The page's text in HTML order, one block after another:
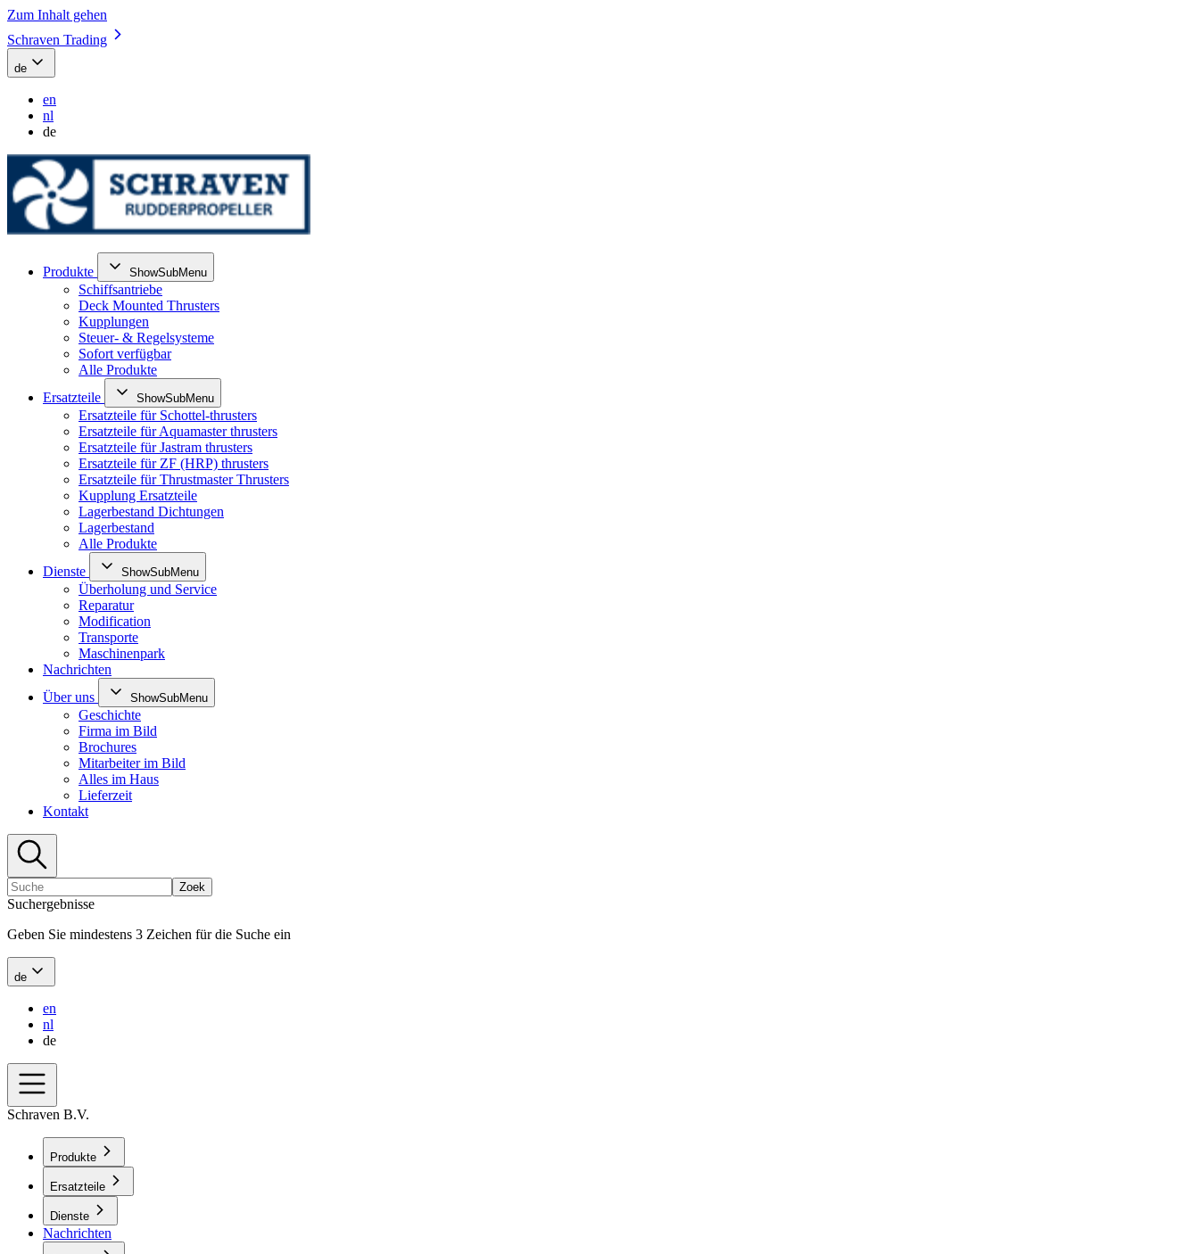
Zum Inhalt gehen
Schraven Trading
de
en
nl
de
Produkte ShowSubMenu
Schiffsantriebe
Deck Mounted Thrusters
Kupplungen
Steuer- & Regelsysteme
Sofort verfügbar
Alle Produkte
Ersatzteile
ShowSubMenu
Ersatzteile für Schottel-thrusters
Ersatzteile für Aquamaster thrusters
Ersatzteile für Jastram thrusters
Ersatzteile für ZF (HRP) thrusters
Ersatzteile für Thrustmaster Thrusters
Kupplung Ersatzteile
Lagerbestand Dichtungen
Lagerbestand
Alle Produkte
Dienste
ShowSubMenu
Überholung und Service
Reparatur
Modification
Transporte
Maschinenpark
Nachrichten
Über uns
ShowSubMenu
Geschichte
Firma im Bild
Brochures
Mitarbeiter im Bild
Alles im Haus
Lieferzeit
Kontakt
Zoek
Suchergebnisse
Geben Sie mindestens 3 Zeichen für die Suche ein
de
en
nl
de
Schraven B.V.
Produkte
Ersatzteile
Dienste
Nachrichten